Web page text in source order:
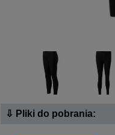
⇩ Pliki do pobrania: